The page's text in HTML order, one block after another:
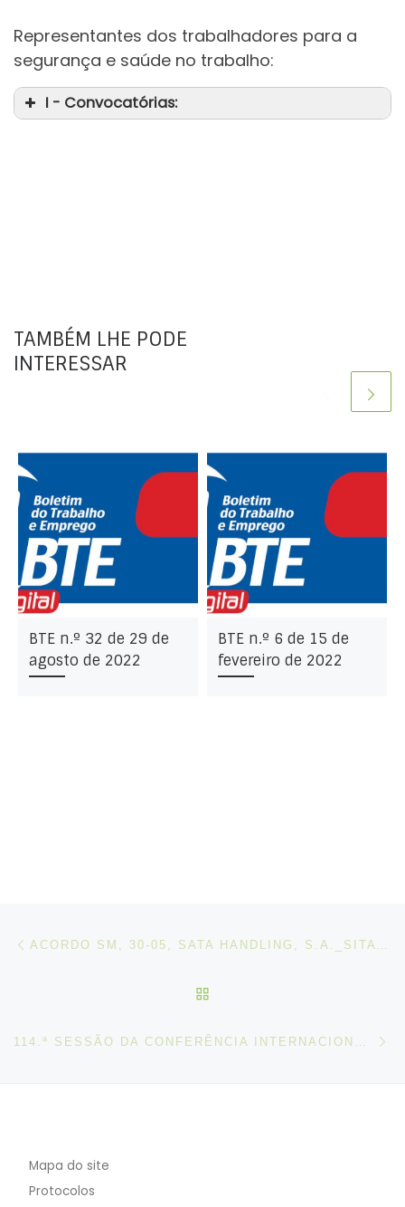
Representantes dos trabalhadores para a
segurança e saúde no trabalho:
I - Convocatórias:
TAMBÉM LHE PODE
INTERESSAR
BTE n.º 32 de 29 de
agosto de 2022
BTE n.º 6 de 15 de
fevereiro de 2022
Post navigation
Mapa do site
Protocolos